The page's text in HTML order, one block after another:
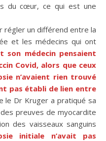
du cœur, ce qui est une
régler un différend entre la
et les médecins qui ont
son médecin pensaient
Covid, alors que ceux
n’avaient rien trouvé
pas établi de lien entre
le Dr Kruger a pratiqué sa
preuves de myocardite
des vaisseaux sanguins
initiale n’avait pas